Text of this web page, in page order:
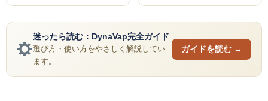
迷ったら読む：DynaVap完全ガイド
選び方・使い方をやさしく解説してい
ます。
ガイドを読む →